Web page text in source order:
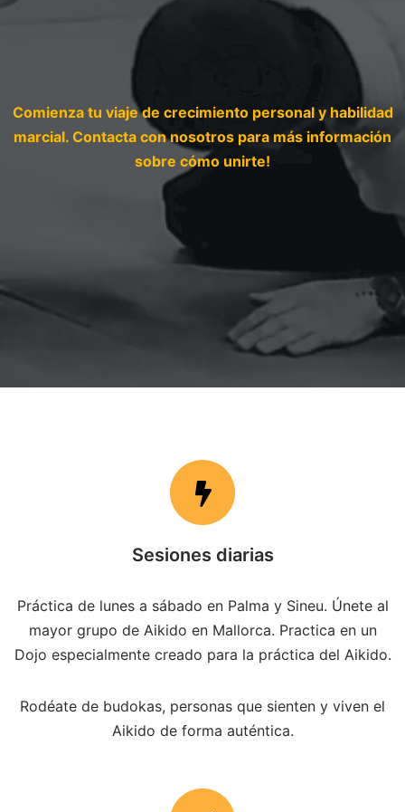
Comienza tu viaje de crecimiento personal y habilidad
marcial. Contacta con nosotros para más información
sobre cómo unirte!
Sesiones diarias
Práctica de lunes a sábado en Palma y Sineu. Únete al
mayor grupo de Aikido en Mallorca. Practica en un
Dojo especialmente creado para la práctica del Aikido.
Rodéate de budokas, personas que sienten y viven el
Aikido de forma auténtica.